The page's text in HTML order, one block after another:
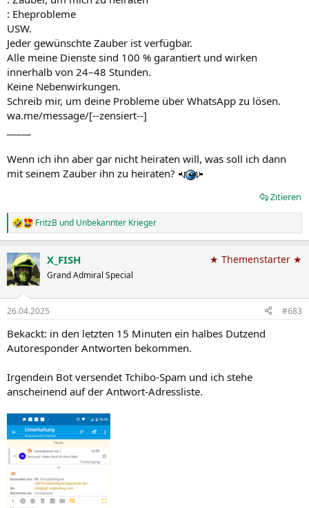
: Eheprobleme
USW.
Jeder gewünschte Zauber ist verfügbar.
Alle meine Dienste sind 100 % garantiert und wirken
innerhalb von 24–48 Stunden.
Keine Nebenwirkungen.
Schreib mir, um deine Probleme über WhatsApp zu lösen.
wa.me/message/[--zensiert--]
Wenn ich ihn aber gar nicht heiraten will, was soll ich dann
mit seinem Zauber ihn zu heiraten?
Zitieren
R
e
k
t
i
e
:
FritzB und Unbekannter Krieger
X_FISH
Grand Admiral Special
★ Themenstarter ★
26.04.2025 #683
Bekackt: in den letzten 15 Minuten ein halbes Dutzend
Autoresponder Antworten bekommen.
Irgendein Bot versendet Tchibo-Spam und ich stehe
anscheinend auf der Antwort-Adressliste.